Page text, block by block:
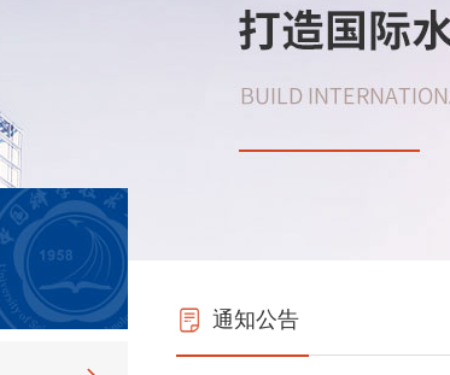
通知公告